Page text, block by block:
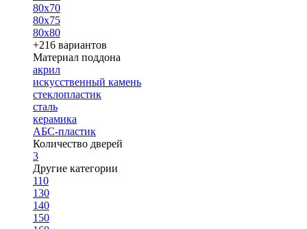
80х70
80х75
80х80
+216 вариантов
Материал поддона
акрил
искусственный камень
стеклопластик
сталь
керамика
АБС-пластик
Количество дверей
3
Другие категории
110
130
140
150